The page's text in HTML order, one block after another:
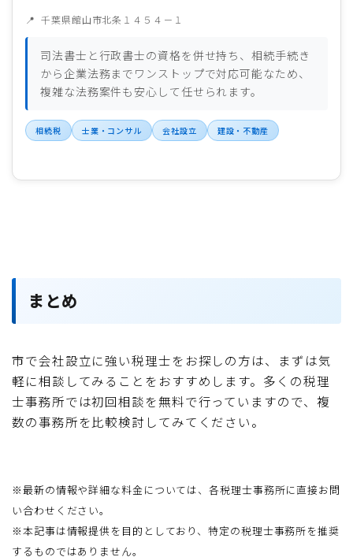
千葉県館山市北条１４５４－１
司法書士と行政書士の資格を併せ持ち、相続手続き
から企業法務までワンストップで対応可能なため、
複雑な法務案件も安心して任せられます。
相続税 士業・コンサル 会社設立 建設・不動産
まとめ
市で会社設立に強い税理士をお探しの方は、まずは気
軽に相談してみることをおすすめします。多くの税理
士事務所では初回相談を無料で行っていますので、複
数の事務所を比較検討してみてください。
※最新の情報や詳細な料金については、各税理士事務所に直接お問
い合わせください。
※本記事は情報提供を目的としており、特定の税理士事務所を推奨
するものではありません。